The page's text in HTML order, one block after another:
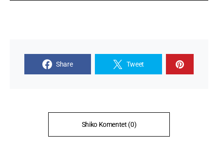
Share Tweet
Shiko Komentet (0)